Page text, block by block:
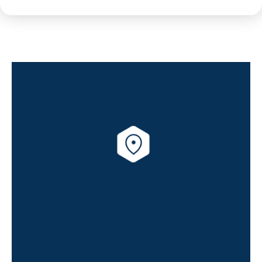
. Le futur CHU de Nantes et
l’Hôpital Privé du Confluent complètent cet